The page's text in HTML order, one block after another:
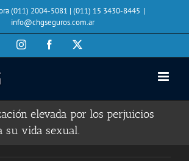
(011) 2004-5081 | (011) 15 3430-8445 |
info@chgseguros.com.ar
InstagramFacebook
elevada por los perjuicios
su vida sexual.